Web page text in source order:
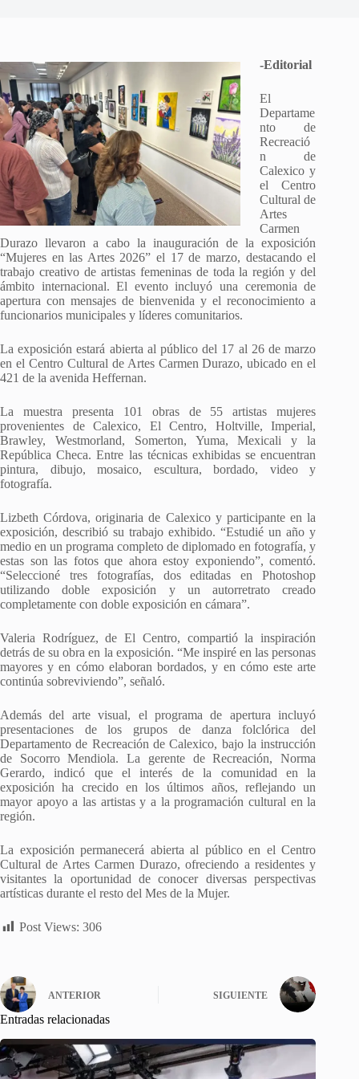
-Editorial
El
Departame
nto de
Recreació
n de
Calexico y
el Centro
Cultural de
Artes
Carmen
Durazo llevaron a cabo la inauguración de la exposición
“Mujeres en las Artes 2026” el 17 de marzo, destacando el
trabajo creativo de artistas femeninas de toda la región y del
ámbito internacional. El evento incluyó una ceremonia de
apertura con mensajes de bienvenida y el reconocimiento a
funcionarios municipales y líderes comunitarios.
La exposición estará abierta al público del 17 al 26 de marzo
en el Centro Cultural de Artes Carmen Durazo, ubicado en el
421 de la avenida Heffernan.
La muestra presenta 101 obras de 55 artistas mujeres
provenientes de Calexico, El Centro, Holtville, Imperial,
Brawley, Westmorland, Somerton, Yuma, Mexicali y la
República Checa. Entre las técnicas exhibidas se encuentran
pintura, dibujo, mosaico, escultura, bordado, video y
fotografía.
Lizbeth Córdova, originaria de Calexico y participante en la
exposición, describió su trabajo exhibido. “Estudié un año y
medio en un programa completo de diplomado en fotografía, y
estas son las fotos que ahora estoy exponiendo”, comentó.
“Seleccioné tres fotografías, dos editadas en Photoshop
utilizando doble exposición y un autorretrato creado
completamente con doble exposición en cámara”.
Valeria Rodríguez, de El Centro, compartió la inspiración
detrás de su obra en la exposición. “Me inspiré en las personas
mayores y en cómo elaboran bordados, y en cómo este arte
continúa sobreviviendo”, señaló.
Además del arte visual, el programa de apertura incluyó
presentaciones de los grupos de danza folclórica del
Departamento de Recreación de Calexico, bajo la instrucción
de Socorro Mendiola. La gerente de Recreación, Norma
Gerardo, indicó que el interés de la comunidad en la
exposición ha crecido en los últimos años, reflejando un
mayor apoyo a las artistas y a la programación cultural en la
región.
La exposición permanecerá abierta al público en el Centro
Cultural de Artes Carmen Durazo, ofreciendo a residentes y
visitantes la oportunidad de conocer diversas perspectivas
artísticas durante el resto del Mes de la Mujer.
Post Views: 306
ANTERIOR SIGUIENTE
Entradas relacionadas